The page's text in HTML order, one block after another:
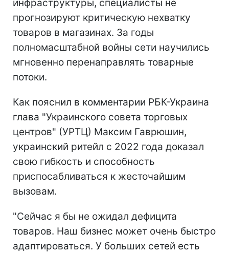
инфраструктуры, специалисты не
прогнозируют критическую нехватку
товаров в магазинах. За годы
полномасштабной войны сети научились
мгновенно перенаправлять товарные
потоки.
Как пояснил в комментарии РБК-Украина
глава "Украинского совета торговых
центров" (УРТЦ) Максим Гаврюшин,
украинский ритейл с 2022 года доказал
свою гибкость и способность
приспосабливаться к жесточайшим
вызовам.
"Сейчас я бы не ожидал дефицита
товаров. Наш бизнес может очень быстро
адаптироваться. У больших сетей есть